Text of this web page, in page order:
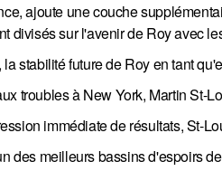
ajoute une couche
divisés sur l'avenir de Roy avec
stabilité future de Roy en tant
troubles à New York, Martin St-
immédiate de résultats, St-
des meilleurs bassins d'espoirs